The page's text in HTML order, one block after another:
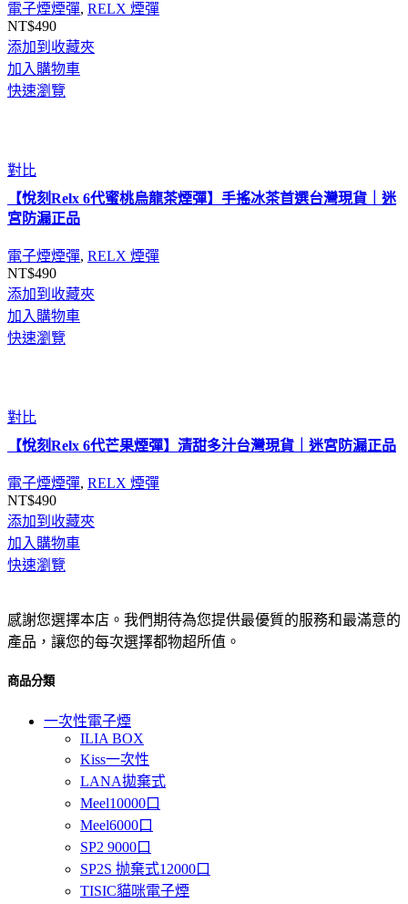
電子煙煙彈, RELX 煙彈
NT$490
添加到收藏夾
加入購物車
快速瀏覽
對比
【悅刻Relx 6代蜜桃烏龍茶煙彈】手搖冰茶首選台灣現貨｜迷
宮防漏正品
電子煙煙彈, RELX 煙彈
NT$490
添加到收藏夾
加入購物車
快速瀏覽
對比
【悅刻Relx 6代芒果煙彈】清甜多汁台灣現貨｜迷宮防漏正品
電子煙煙彈, RELX 煙彈
NT$490
添加到收藏夾
加入購物車
快速瀏覽
感謝您選擇本店。我們期待為您提供最優質的服務和最滿意的
產品，讓您的每次選擇都物超所值。
商品分類
一次性電子煙
ILIA BOX
Kiss一次性
LANA拋棄式
Meel10000口
Meel6000口
SP2 9000口
SP2S 抛棄式12000口
TISIC貓咪電子煙